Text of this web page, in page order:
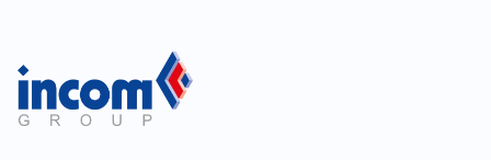
Redukcja migotania [FlickerFree/Safe]
Tak